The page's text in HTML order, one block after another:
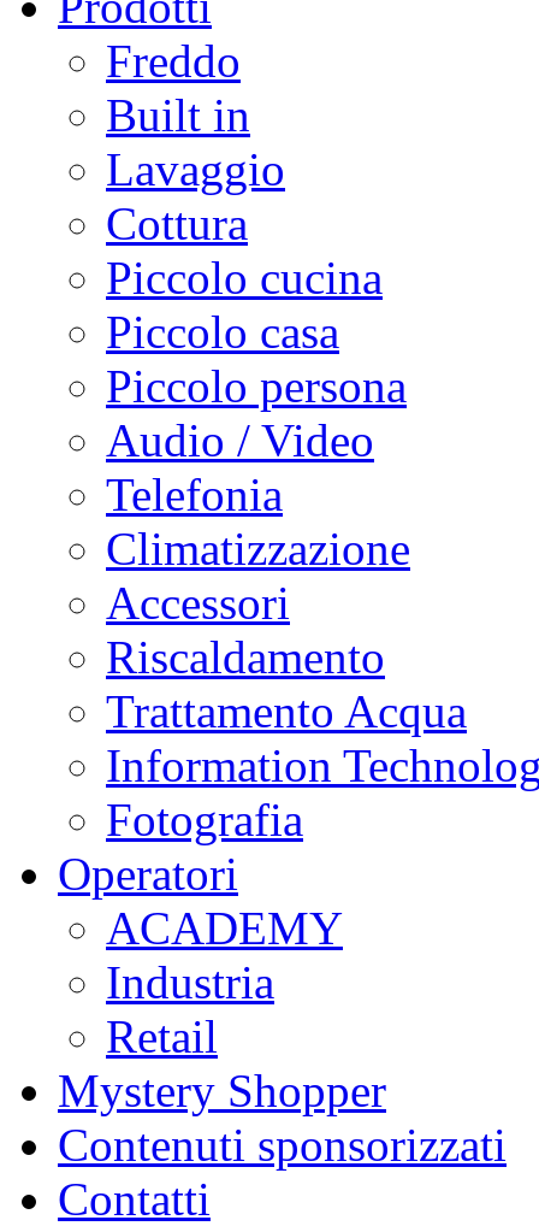
Freddo
Built in
Lavaggio
Cottura
Piccolo cucina
Piccolo casa
Piccolo persona
Audio / Video
Telefonia
Climatizzazione
Accessori
Riscaldamento
Trattamento Acqua
Information
Fotografia
Operatori
ACADEMY
Industria
Retail
Mystery Shopper
Contenuti sponsorizzati
Contatti